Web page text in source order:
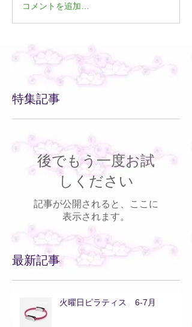
最新記事
特集記事
コメントを追加…
後でもう一度お試
しください
記事が公開されると、ここに
表示されます。
火曜日ピラティス 6-7月